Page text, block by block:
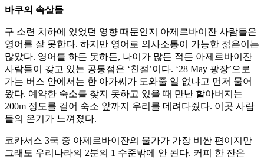
바쿠의 속살들
구 소련 치하에 있었던 영향 때문인지 아제르바이잔 사람들은
영어를 잘 못한다. 하지만 영어로 의사소통이 가능한 젊은이는
많았다. 영어를 하든 못하든, 나이가 많든 적든 아제르바이잔
사람들이 갖고 있는 공통점은 ‘친절’이다. ‘28 May 광장’으로
가는 버스 안에서는 한 아가씨가 도와줄 일 없냐고 먼저 물어
왔다. 예약한 숙소를 찾지 못하고 있을 때 만난 할아버지는
200m 정도를 걸어 숙소 앞까지 우리를 데려다줬다. 이곳 사람
들의 온기가 느껴졌다.
코카서스 3국 중 아제르바이잔의 물가가 가장 비싼 편이지만
그래도 우리나라의 2분의 1 수준밖에 안 된다. 커피 한 잔은